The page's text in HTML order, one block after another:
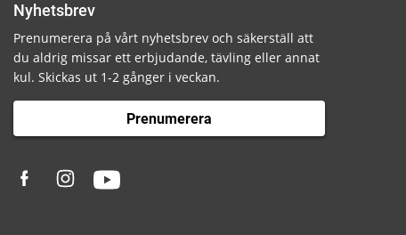
Nyhetsbrev
Prenumerera på vårt nyhetsbrev och säkerställ att
du aldrig missar ett erbjudande, tävling eller annat
kul. Skickas ut 1-2 gånger i veckan.
Prenumerera